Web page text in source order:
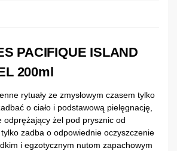
PACIFIQUE ISLAND
200ml
rytuały ze zmysłowym czasem tylko
o ciało i podstawową pielęgnację,
odprężający żel pod prysznic od
zadba o odpowiednie oczyszczenie
i egzotycznym nutom zapachowym